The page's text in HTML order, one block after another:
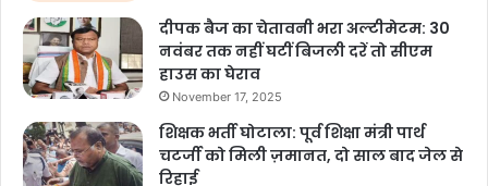
दीपक बैज का चेतावनी भरा अल्टीमेटम: 30
नवंबर तक नहीं घटीं बिजली दरें तो सीएम
हाउस का घेराव
November 17, 2025
शिक्षक भर्ती घोटाला: पूर्व शिक्षा मंत्री पार्थ
चटर्जी को मिली ज़मानत, दो साल बाद जेल से
रिहाई